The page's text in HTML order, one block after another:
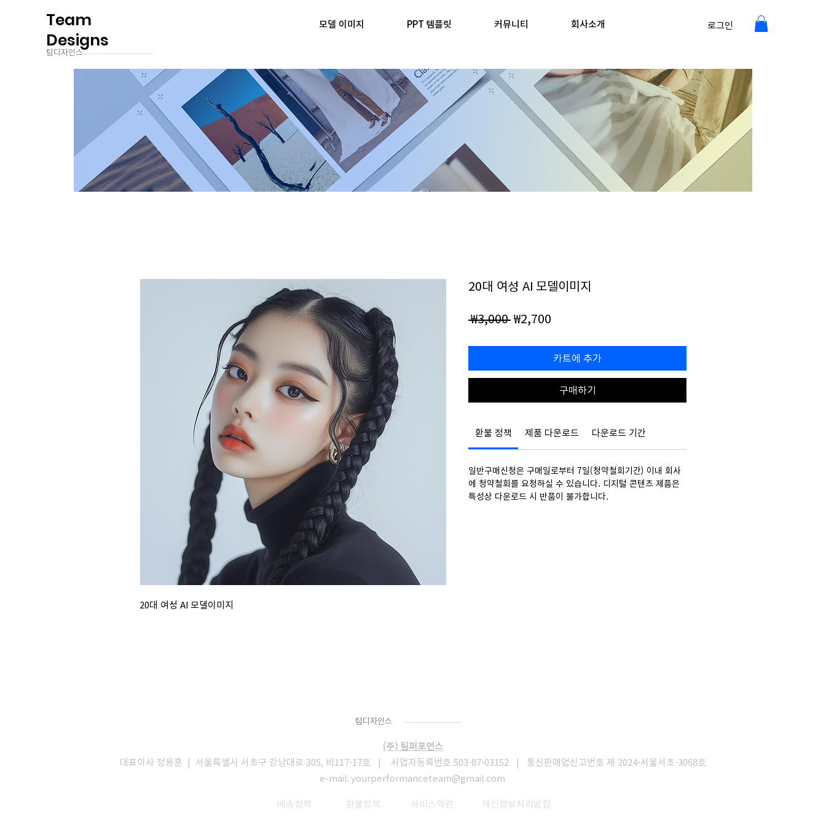
Team
Designs
팀디자인스
모델 이미지 PPT 템플릿 커뮤니티 회사소개 로그인
20대 여성 AI 모델이미지
20대 여성 AI 모델이미지
₩3,000 일
가
₩2,700
가
카트에 추가
구매하기
환불 정책 제품 다운로드 다운로드 기간
일반구매신청은 구매일로부터 7일(청약철회기간) 이내 회사
에 청약철회를 요청하실 수 있습니다. 디지털 콘텐츠 제품은
특성상 다운로드 시 반품이 불가합니다.
팀디자인스
(주) 팀퍼포먼스
대표이사 정용훈 | 서울특별시 서초구 강남대로 305, 비117-17호 | 사업자등록번호 503-87-03152 | 통신판매업신고번호 제 2024-서울서초-3068호
e-mail: yourperformanceteam@gmail.com
배송정책 환불정책 서비스약관 개인정보처리방침